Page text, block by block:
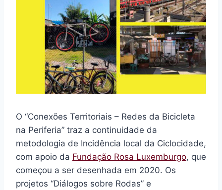
O “Conexões Territoriais – Redes da Bicicleta
na Periferia” traz a continuidade da
metodologia de Incidência local da Ciclocidade,
com apoio da Fundação Rosa Luxemburgo, que
começou a ser desenhada em 2020. Os
projetos “Diálogos sobre Rodas” e